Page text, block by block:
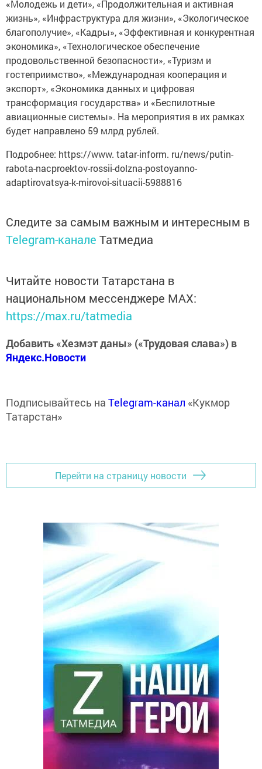
«Молодежь и дети», «Продолжительная и активная
жизнь», «Инфраструктура для жизни», «Экологическое
благополучие», «Кадры», «Эффективная и конкурентная
экономика», «Технологическое обеспечение
продовольственной безопасности», «Туризм и
гостеприимство», «Международная кооперация и
экспорт», «Экономика данных и цифровая
трансформация государства» и «Беспилотные
авиационные системы». На мероприятия в их рамках
будет направлено 59 млрд рублей.
Подробнее: https://www. tatar-inform. ru/news/putin-
rabota-nacproektov-rossii-dolzna-postoyanno-
adaptirovatsya-k-mirovoi-situacii-5988816
Следите за самым важным и интересным в
Telegram-канале Татмедиа
Читайте новости Татарстана в
национальном мессенджере MАХ:
https://max.ru/tatmedia
Добавить «Хезмэт даны» («Трудовая слава») в
Яндекс.Новости
Подписывайтесь на Telegram-канал «Кукмор
Татарстан»
Перейти на страницу новости